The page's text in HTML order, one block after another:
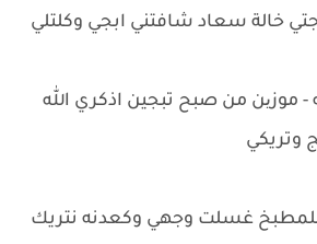
خالة سعاد شافتني ابجي وكلتلي
- موزین من صبح تبجين اذكري الله
وتريكي
للمطبخ غسلت وجهي وكعدنه نتريك